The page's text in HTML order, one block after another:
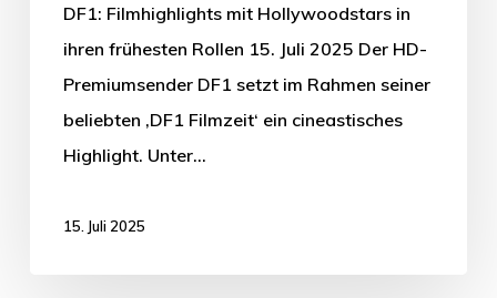
DF1: Filmhighlights mit Hollywoodstars in
ihren frühesten Rollen 15. Juli 2025 Der HD-
Premiumsender DF1 setzt im Rahmen seiner
beliebten ‚DF1 Filmzeit‘ ein cineastisches
Highlight. Unter…
15. Juli 2025